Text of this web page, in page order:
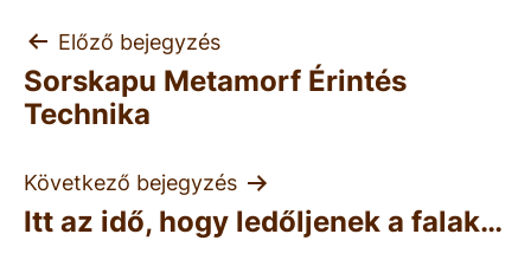
Bejegyzés
navigáció
Előző bejegyzés
Sorskapu Metamorf Érintés
Technika
Következő bejegyzés
Itt az idő, hogy ledőljenek a falak…